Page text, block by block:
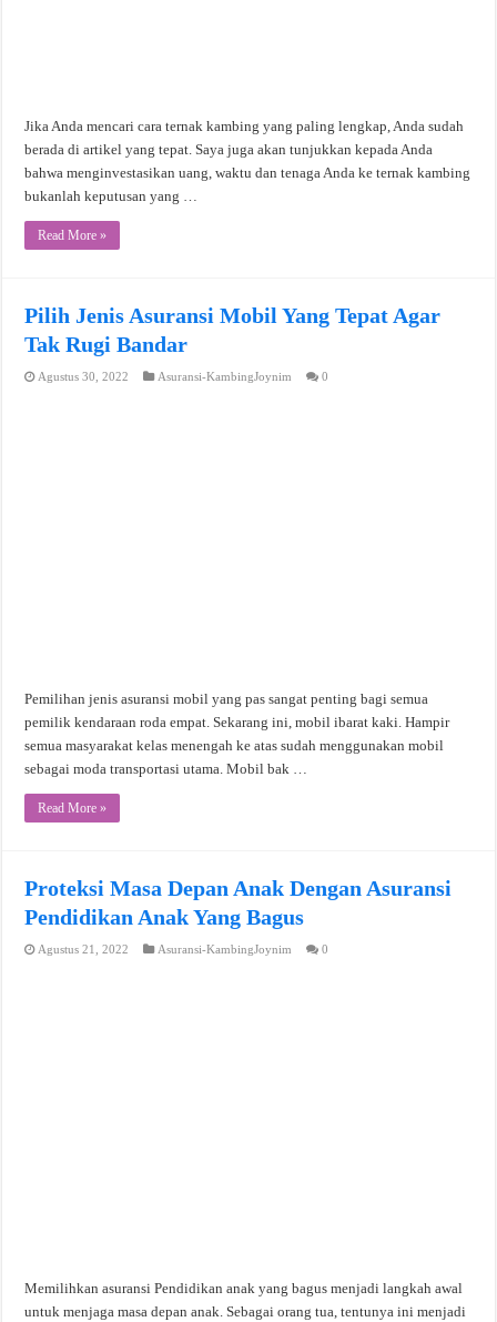
Jika Anda mencari cara ternak kambing yang paling lengkap, Anda sudah
berada di artikel yang tepat. Saya juga akan tunjukkan kepada Anda
bahwa menginvestasikan uang, waktu dan tenaga Anda ke ternak kambing
bukanlah keputusan yang …
Read More »
Pilih Jenis Asuransi Mobil Yang Tepat Agar
Tak Rugi Bandar
Agustus 30, 2022 Asuransi-KambingJoynim 0
Pemilihan jenis asuransi mobil yang pas sangat penting bagi semua
pemilik kendaraan roda empat. Sekarang ini, mobil ibarat kaki. Hampir
semua masyarakat kelas menengah ke atas sudah menggunakan mobil
sebagai moda transportasi utama. Mobil bak …
Read More »
Proteksi Masa Depan Anak Dengan Asuransi
Pendidikan Anak Yang Bagus
Agustus 21, 2022 Asuransi-KambingJoynim 0
Memilihkan asuransi Pendidikan anak yang bagus menjadi langkah awal
untuk menjaga masa depan anak. Sebagai orang tua, tentunya ini menjadi